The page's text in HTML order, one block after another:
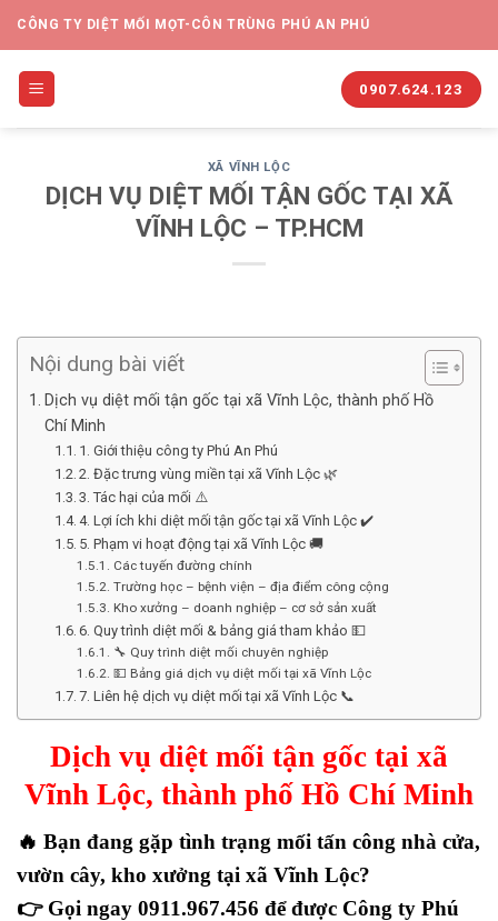
CÔNG TY DIỆT MỐI MỌT-CÔN TRÙNG PHÚ AN PHÚ
0907.624.123
XÃ VĨNH LỘC
DỊCH VỤ DIỆT MỐI TẬN GỐC TẠI XÃ
VĨNH LỘC – TP.HCM
Nội dung bài viết
Dịch vụ diệt mối tận gốc tại xã Vĩnh Lộc, thành phố Hồ
Chí Minh
1. Giới thiệu công ty Phú An Phú
2. Đặc trưng vùng miền tại xã Vĩnh Lộc 🌿
3. Tác hại của mối ⚠️
4. Lợi ích khi diệt mối tận gốc tại xã Vĩnh Lộc ✔️
5. Phạm vi hoạt động tại xã Vĩnh Lộc 🚚
Các tuyến đường chính
Trường học – bệnh viện – địa điểm công cộng
Kho xưởng – doanh nghiệp – cơ sở sản xuất
6. Quy trình diệt mối & bảng giá tham khảo 💵
🔧 Quy trình diệt mối chuyên nghiệp
💵 Bảng giá dịch vụ diệt mối tại xã Vĩnh Lộc
7. Liên hệ dịch vụ diệt mối tại xã Vĩnh Lộc 📞
Dịch vụ diệt mối tận gốc tại xã
Vĩnh Lộc, thành phố Hồ Chí Minh
🔥 Bạn đang gặp tình trạng mối tấn công nhà cửa,
vườn cây, kho xưởng tại xã Vĩnh Lộc?
👉 Gọi ngay 0911.967.456 để được Công ty Phú